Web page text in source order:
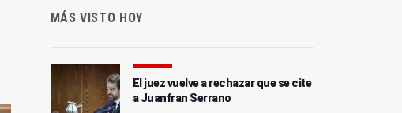
MÁS VISTO HOY
El juez vuelve a rechazar que se cite
a Juanfran Serrano